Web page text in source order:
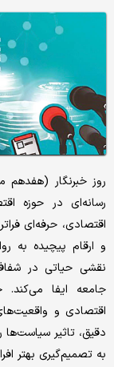
روز خبرنگار (هفدهم
رسانه‌ای در حوزه
اقتصادی، حرفه‌ای
و ارقام پیچیده به
نقشی حیاتی در
جامعه ایفا می‌کند.
اقتصادی و
دقیق، تاثیر
به تصمیم‌گیری بهتر